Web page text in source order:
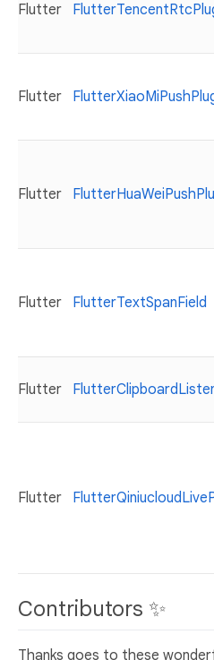
Flutter
Flutter
Flutter
Flutter FlutterTextSpanField
Flutter
Flutter
Contributors ✨
Thanks goes to these